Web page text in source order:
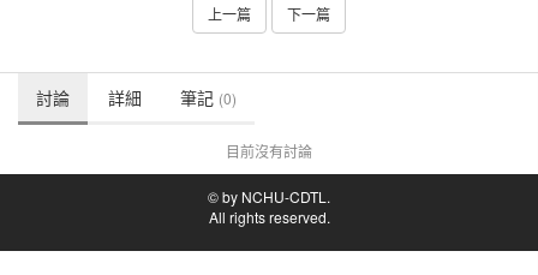
上一篇 下一篇
討論 詳細 筆記 (0)
目前沒有討論
© by NCHU-CDTL.
All rights reserved.